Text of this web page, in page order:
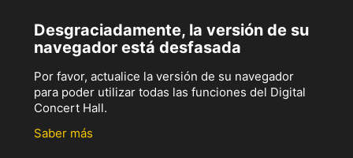
Desgraciadamente, la versión de su
navegador está desfasada
Por favor, actualice la versión de su navegador
para poder utilizar todas las funciones del Digital
Concert Hall.
Saber más